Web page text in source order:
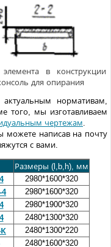
в конструкции
для опирания
нормативам,
того, мы изготавливаем
чертежам.
можете написав на почту
с вами.
Размеры (l,b,h), мм
2980*1600*320
2980*1600*320
2980*1900*320
2480*1300*320
2480*1300*220
2480*1600*320